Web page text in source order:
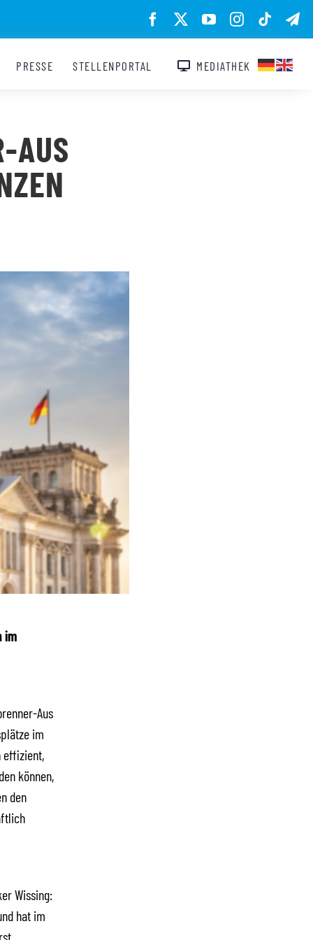
PRESSE STELLENPORTAL MEDIATHEK
AUS
im
Aus
im
effizient,
können,
den
Wissing:
hat im